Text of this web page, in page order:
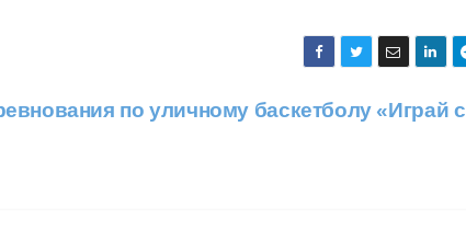
по уличному баскетболу «Играй с